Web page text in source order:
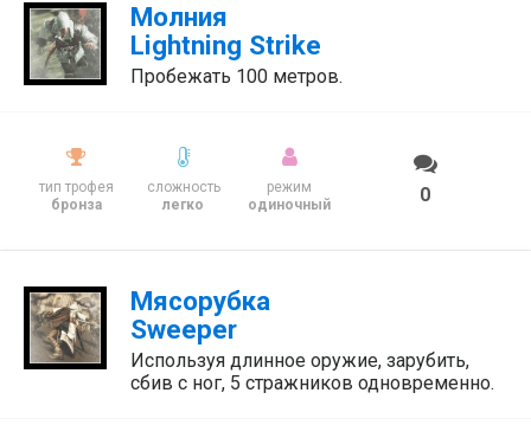
Молния
Lightning Strike
Пробежать 100 метров.
тип трофея
бронза
сложность
легко
режим
одиночный
0
Мясорубка
Sweeper
Используя длинное оружие, зарубить,
сбив с ног, 5 стражников одновременно.